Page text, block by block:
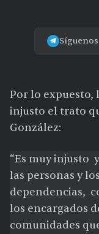
Por lo expuesto,
injusto el trato
González:
“Es muy injusto
las personas y
dependencias,
los encargados
comunidades